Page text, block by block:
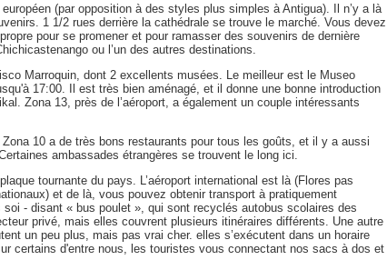
(par opposition à des styles plus simples à Antigua). Il n’y a là
1 1/2 rues derrière la cathédrale se trouve le marché. Vous devez
pour se promener et pour ramasser des souvenirs de dernière
ou l’un des autres destinations.
Marroquin, dont 2 excellents musées. Le meilleur est le Museo
17:00. Il est très bien aménagé, et il donne une bonne introduction
Zona 13, près de l’aéroport, a également un couple intéressants
10 a de très bons restaurants pour tous les goûts, et il y a aussi
ambassades étrangères se trouvent le long ici.
tournante du pays. L’aéroport international est là (Flores pas
et de là, vous pouvez obtenir transport à pratiquement
- disant « bus poulet », qui sont recyclés autobus scolaires des
privé, mais elles couvrent plusieurs itinéraires différents. Une autre
un peu plus, mais pas vrai cher. elles s’exécutent dans un horaire
certains d'entre nous, les touristes vous connectant nos sacs à dos et